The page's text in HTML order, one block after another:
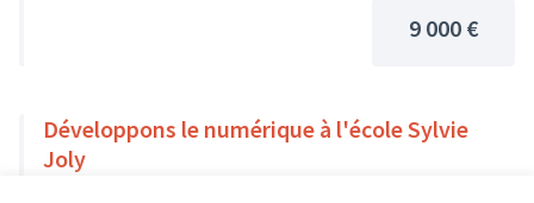
9 000 €
Développons le numérique à l'école Sylvie
Joly